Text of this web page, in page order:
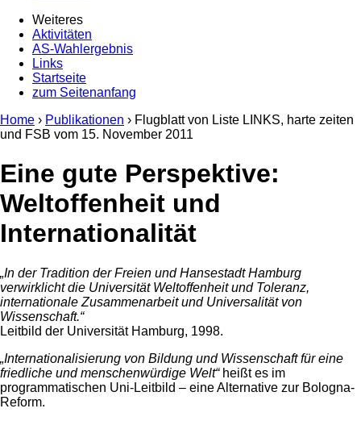
Weiteres
Aktivitäten
AS-Wahlergebnis
Links
Startseite
zum Seitenanfang
Home › Publikationen › Flugblatt von Liste LINKS, harte zeiten
und FSB vom 15. November 2011
Eine gute Perspektive:
Weltoffenheit und
Internationalität
„In der Tradition der Freien und Hansestadt Hamburg
verwirklicht die Universität Weltoffenheit und Toleranz,
internationale Zusammenarbeit und Universalität von
Wissenschaft.“
Leitbild der Universität Hamburg, 1998.
„Internationalisierung von Bildung und Wissenschaft für eine
friedliche und menschenwürdige Welt“heißt es im
programmatischen Uni-Leitbild – eine Alternative zur Bologna-
Reform.